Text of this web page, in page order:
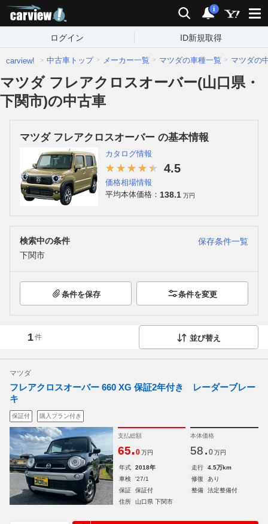
検索 通知
i
ログイン ID新規取得
carview! 中古車トップ メーカー一覧 マツダの車種一覧 マツダの
マツダ フレアクロスオーバー(山口県・
下関市)の中古車
マツダ フレアクロスオーバー の基本情報
カタログ情報
4.5
価格相場情報
平均本体価格： 138.1 万円
検索中の条件
保存条件一覧
下関市
条件を保存 条件を変更
1件 並び替え
マツダ
フレアクロスオーバー 660 XG 保証2年付き レーダーブレー
キ
保証付 購入プラン付き
支払総額
65.0 万円
本体価格
58. 0 万円
年式 2018年 走行
4.5万km
車検
'27/1 修復
あり
保証
保証付 整備
法定整備付
住所
山口県 下関市